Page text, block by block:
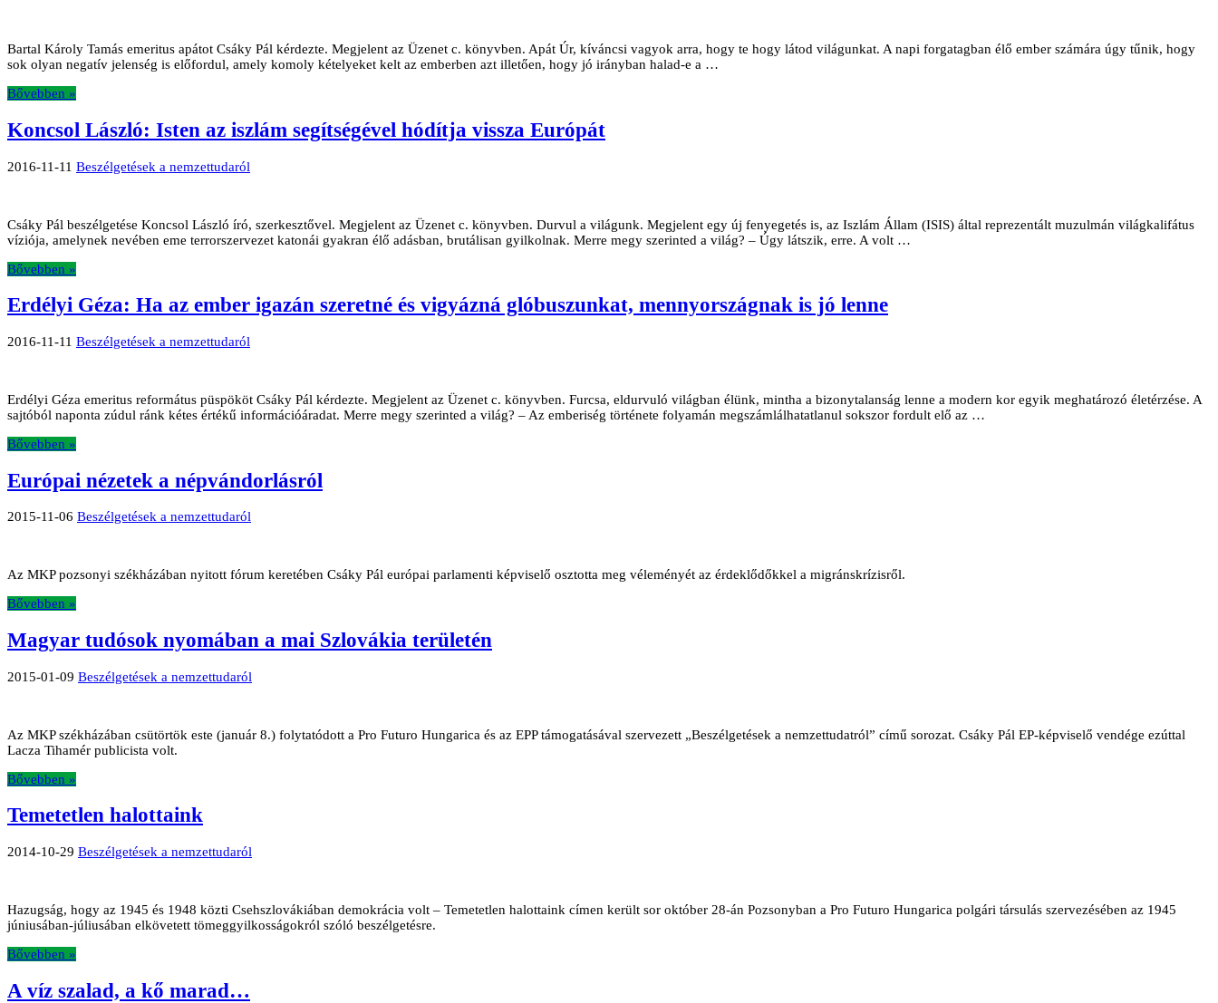
Bartal Károly Tamás emeritus apátot Csáky Pál kérdezte. Megjelent az Üzenet c. könyvben. Apát Úr, kíváncsi vagyok arra, hogy te hogy látod világunkat. A napi forgatagban élő ember számára úgy tűnik, hogy
sok olyan negatív jelen­ség is előfordul, amely komoly kételyeket kelt az emberben azt illetően, hogy jó irányban halad-e a …
Bővebben »
Koncsol László: Isten az iszlám segítségével hódítja vissza Európát
2016-11-11 Beszélgetések a nemzettudaról
Csáky Pál beszélgetése Koncsol László író, szerkesztővel. Megjelent az Üzenet c. könyvben. Durvul a világunk. Megjelent egy új fenyegetés is, az Iszlám Állam (ISIS) által reprezentált muzulmán világkalifátus
víziója, amelynek nevében eme terrorszervezet katonái gyakran élő adásban, brutálisan gyilkolnak. Merre megy szerinted a világ? – Úgy látszik, erre. A volt …
Bővebben »
Erdélyi Géza: Ha az ember igazán szeretné és vigyázná glóbuszunkat, mennyországnak is jó lenne
2016-11-11 Beszélgetések a nemzettudaról
Erdélyi Géza emeritus református püspököt Csáky Pál kérdezte. Megjelent az Üzenet c. könyvben. Furcsa, eldurvuló világban élünk, mintha a bizonytalanság lenne a modern kor egyik meghatározó életérzése. A
sajtóból naponta zúdul ránk kétes értékű információáradat. Merre megy szerinted a világ? – Az emberiség története folyamán megszámlálhatatlanul sokszor for­dult elő az …
Bővebben »
Európai nézetek a népvándorlásról
2015-11-06 Beszélgetések a nemzettudaról
Az MKP pozsonyi székházában nyitott fórum keretében Csáky Pál európai parlamenti képviselő osztotta meg véleményét az érdeklődőkkel a migránskrízisről.
Bővebben »
Magyar tudósok nyomában a mai Szlovákia területén
2015-01-09 Beszélgetések a nemzettudaról
Az MKP székházában csütörtök este (január 8.) folytatódott a Pro Futuro Hungarica és az EPP támogatásával szervezett „Beszélgetések a nemzettudatról” című sorozat. Csáky Pál EP-képviselő vendége ezúttal
Lacza Tihamér publicista volt.
Bővebben »
Temetetlen halottaink
2014-10-29 Beszélgetések a nemzettudaról
Hazugság, hogy az 1945 és 1948 közti Csehszlovákiában demokrácia volt – Temetetlen halottaink címen került sor október 28-án Pozsonyban a Pro Futuro Hungarica polgári társulás szervezésében az 1945
júniusában-júliusában elkövetett tömeggyilkosságokról szóló beszélgetésre.
Bővebben »
A víz szalad, a kő marad…